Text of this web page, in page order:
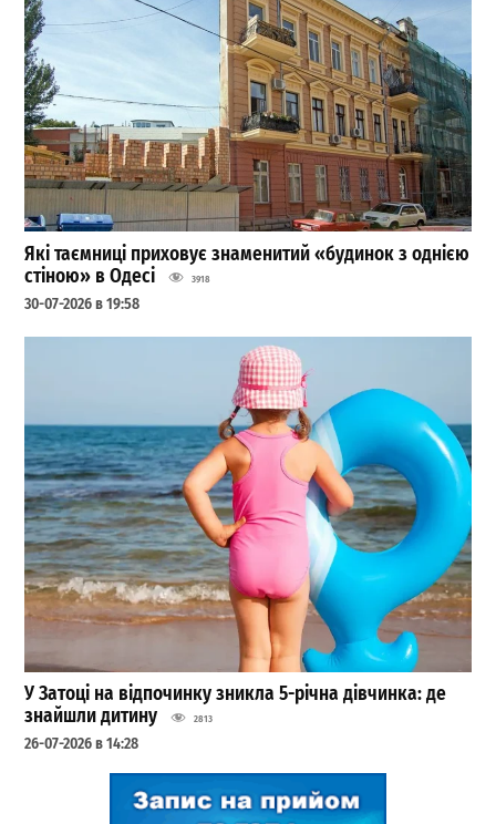
Які таємниці приховує знаменитий «будинок з однією
стіною» в Одесі
3918
30-07-2026 в 19:58
У Затоці на відпочинку зникла 5-річна дівчинка: де
знайшли дитину
2813
26-07-2026 в 14:28